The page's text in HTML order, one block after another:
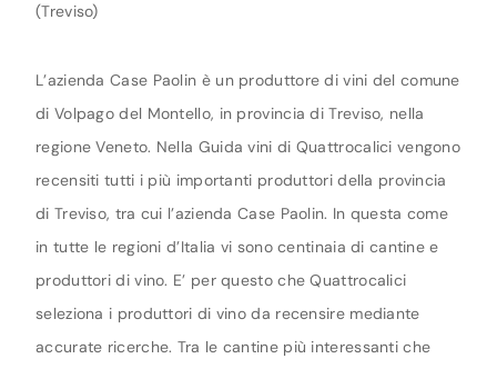
(Treviso)
L’azienda Case Paolin è un produttore di vini del comune
di Volpago del Montello, in provincia di Treviso, nella
regione Veneto. Nella Guida vini di Quattrocalici vengono
recensiti tutti i più importanti produttori della provincia
di Treviso, tra cui l’azienda Case Paolin. In questa come
in tutte le regioni d’Italia vi sono centinaia di cantine e
produttori di vino. E’ per questo che Quattrocalici
seleziona i produttori di vino da recensire mediante
accurate ricerche. Tra le cantine più interessanti che